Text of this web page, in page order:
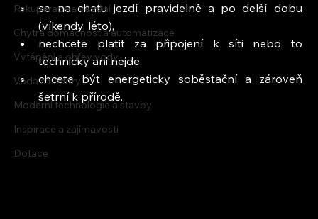
Rekuperace a větrání
Chytrá domácnost a automatizace
Vytápění a ohřev vody
Voda a úspory
Moderní technologie a stavby
Inspirace a zajímavosti
Dotace
se na chatu jezdí pravidelně a po delší dobu
(víkendy, léto),
nechcete platit za připojení k síti nebo to
technicky ani nejde,
chcete být energeticky soběstační a zároveň
šetrní k přírodě.